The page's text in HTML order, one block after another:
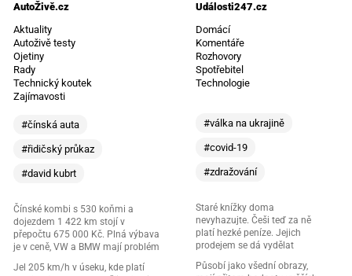
AutoŽivě.cz
Aktuality
Autoživě testy
Ojetiny
Rady
Technický koutek
Zajímavosti
#čínská auta
#řidičský průkaz
#david kubrt
Čínské kombi s 530 koňmi a
dojezdem 1 422 km stojí v
přepočtu 675 000 Kč. Plná výbava
je v ceně, VW a BMW mají problém
Jel 205 km/h v úseku, kde platí
Události247.cz
Domácí
Komentáře
Rozhovory
Spotřebitel
Technologie
#válka na ukrajině
#covid-19
#zdražování
Staré knížky doma
nevyhazujte. Češi teď za ně
platí hezké peníze. Jejich
prodejem se dá vydělat
Působí jako všední obrazy,